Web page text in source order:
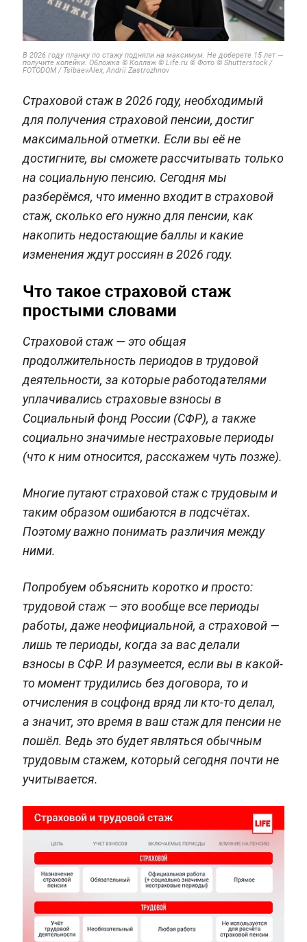
В 2026 году планку по стажу подняли на максимум. Не доберете 15 лет —
получите копейки. Обложка © Коллаж © Life.ru © Фото © Shutterstock /
FOTODOM / TsibaevAlex, Andrii Zastrozhnov
Страховой стаж в 2026 году, необходимый
для получения страховой пенсии, достиг
максимальной отметки. Если вы её не
достигните, вы сможете рассчитывать только
на социальную пенсию. Сегодня мы
разберёмся, что именно входит в страховой
стаж, сколько его нужно для пенсии, как
накопить недостающие баллы и какие
изменения ждут россиян в 2026 году.
Что такое страховой стаж
простыми словами
Страховой стаж — это общая
продолжительность периодов в трудовой
деятельности, за которые работодателями
уплачивались страховые взносы в
Социальный фонд России (СФР), а также
социально значимые нестраховые периоды
(что к ним относится, расскажем чуть позже).
Многие путают страховой стаж с трудовым и
таким образом ошибаются в подсчётах.
Поэтому важно понимать различия между
ними.
Попробуем объяснить коротко и просто:
трудовой стаж — это вообще все периоды
работы, даже неофициальной, а страховой —
лишь те периоды, когда за вас делали
взносы в СФР. И разумеется, если вы в какой-
то момент трудились без договора, то и
отчисления в соцфонд вряд ли кто-то делал,
а значит, это время в ваш стаж для пенсии не
пошёл. Ведь это будет являться обычным
трудовым стажем, который сегодня почти не
учитывается.